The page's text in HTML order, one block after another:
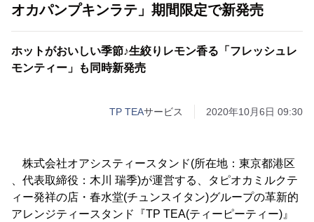
オカパンプキンラテ」期間限定で新発売
ホットがおいしい季節♪生絞りレモン香る「フレッシュレ
モンティー」も同時新発売
TP TEAサービス 2020年10月6日 09:30
株式会社オアシスティースタンド(所在地：東京都港区
、代表取締役：木川 瑞季)が運営する、タピオカミルクテ
ィー発祥の店・春水堂(チュンスイタン)グループの革新的
アレンジティースタンド『TP TEA(ティーピーティー)』